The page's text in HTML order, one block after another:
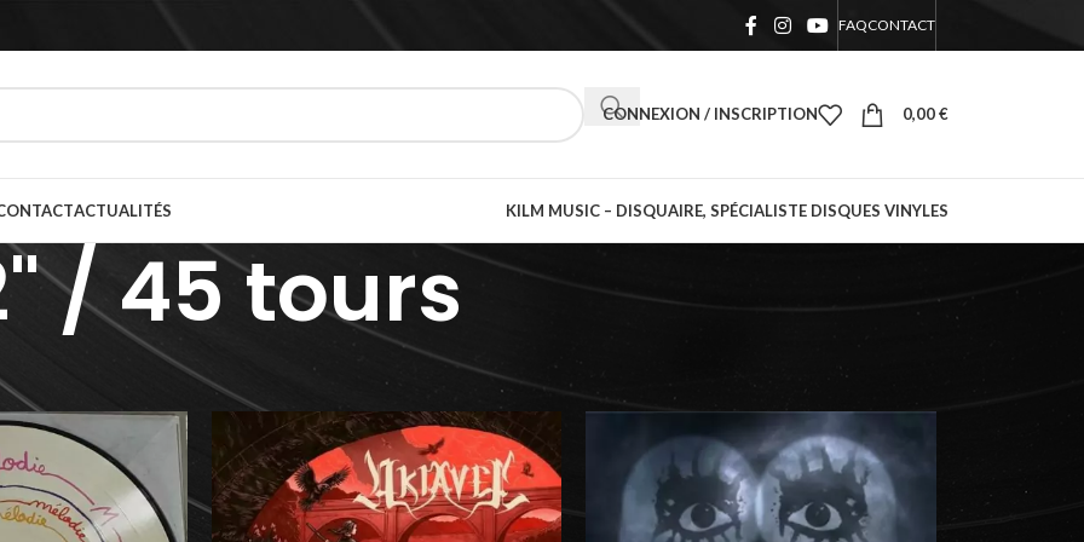
FAQCONTACT
CONNEXION / INSCRIPTION 0,00€
ACTUALITÉS KILM MUSIC – DISQUAIRE, SPÉCIALISTE DISQUES VINYLES
/ 45 tours
/ Vitesse 12" / 45 tours Afficher